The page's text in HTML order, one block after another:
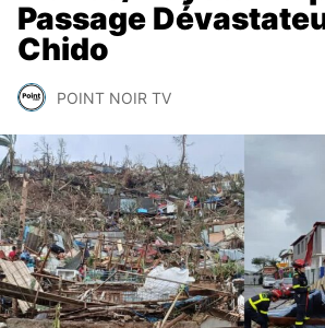
Passage
Chido
POINT NOIR TV